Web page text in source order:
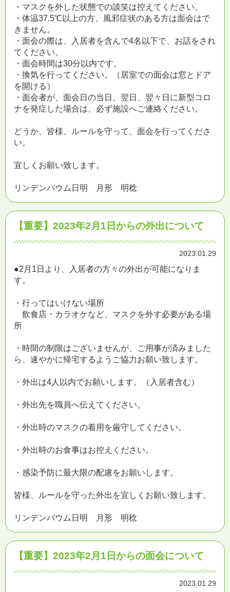
・マスクを外した状態での談笑は控えてください。
・体温37.5℃以上の方、風邪症状のある方は面会はで
きません。
・面会の際は、入居者を含んで4名以下で、お話をされ
てください。
・面会時間は30分以内です。
・換気を行ってください。（居室での面会は窓とドア
を開ける）
・面会者が、面会日の当日、翌日、翌々日に新型コロ
ナを発症した場合は、必ず施設へご連絡ください。
どうか、皆様、ルールを守って、面会を行ってくださ
い。
宜しくお願い致します。
リンデンバウム日明 月形 明稔
【重要】2023年2月1日からの外出について
2023.01.29
●2月1日より、入居者の方々の外出が可能になりま
す。
・行ってはいけない場所
飲食店・カラオケなど、マスクを外す必要がある場
所
・時間の制限はございませんが、ご用事が済みました
ら、速やかに帰宅するようご協力お願い致します。
・外出は4人以内でお願いします。（入居者含む）
・外出先を職員へ伝えてください。
・外出時のマスクの着用を厳守してください。
・外出時のお食事はお控えください。
・感染予防に最大限の配慮をお願いします。
皆様、ルールを守った外出を宜しくお願い致します。
リンデンバウム日明 月形 明稔
【重要】2023年2月1日からの面会について
2023.01.29